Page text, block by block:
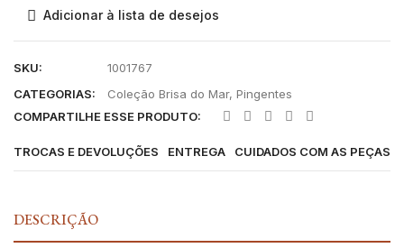
Adicionar à lista de desejos
SKU:
1001767
CATEGORIAS:
Coleção Brisa do Mar, Pingentes
COMPARTILHE ESSE PRODUTO:
TROCAS E DEVOLUÇÕES ENTREGA CUIDADOS COM AS PEÇAS
DESCRIÇÃO